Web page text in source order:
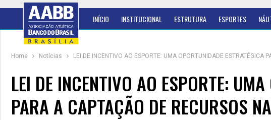
INÍCIO INSTITUCIONAL ESTRUTURA ESPORTES
Home Notícias LEI DE INCENTIVO AO ESPORTE: UMA OPORTUNIDADE ESTRATÉGICA
LEI DE INCENTIVO AO ESPORTE:
PARA A CAPTAÇÃO DE RECURSOS